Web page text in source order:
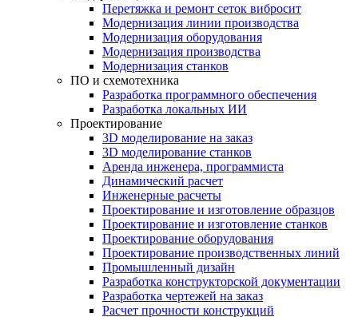
Перетяжка и ремонт сеток вибросит
Модернизация линии производства
Модернизация оборудования
Модернизация производства
Модернизация станков
ПО и схемотехника
Разработка программного обеспечения
Разработка локальных ИИ
Проектирование
3D моделирование на заказ
3D моделирование станков
Аренда инженера, программиста
Динамический расчет
Инженерные расчеты
Проектирование и изготовление образцов
Проектирование и изготовление станков
Проектирование оборудования
Проектирование производственных линий
Промышленный дизайн
Разработка конструкторской документации
Разработка чертежей на заказ
Расчет прочности конструкций